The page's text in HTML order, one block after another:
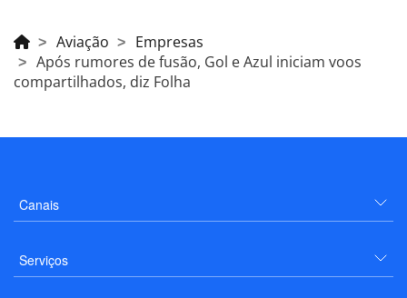
Aviação
Empresas
Após rumores de fusão, Gol e Azul iniciam voos
compartilhados, diz Folha
Canais
Serviços